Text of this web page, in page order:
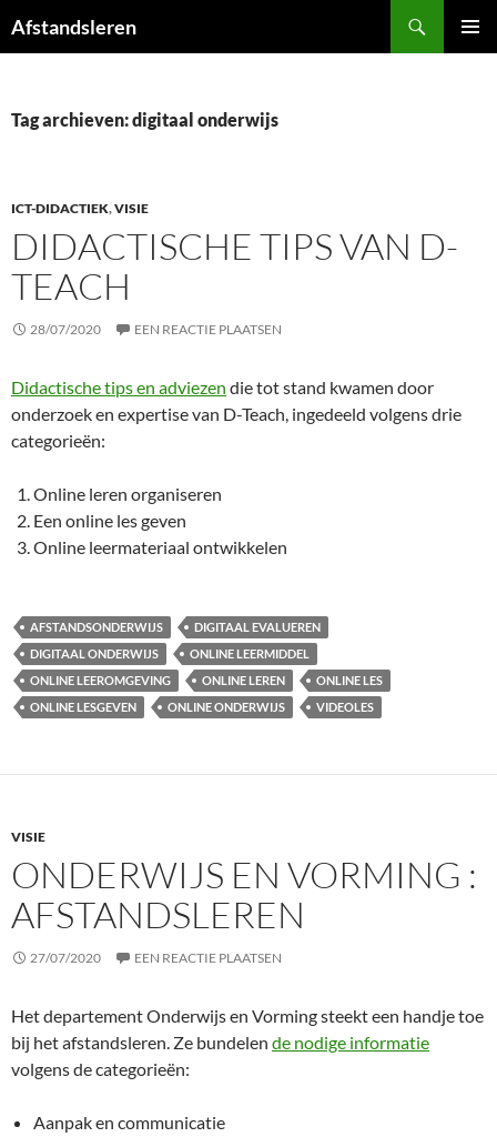
naar
Afstandsleren
Tag archieven: digitaal onderwijs
ICT-DIDACTIEK,VISIE
DIDACTISCHE TIPS VAN D-
TEACH
28/07/2020 EEN REACTIE PLAATSEN
Didactische tips en adviezen die tot stand kwamen door
onderzoek en expertise van D-Teach, ingedeeld volgens drie
categorieën:
Online leren organiseren
Een online les geven
Online leermateriaal ontwikkelen
AFSTANDSONDERWIJS
DIGITAAL EVALUEREN
DIGITAAL ONDERWIJS
ONLINE LEERMIDDEL
ONLINE LEEROMGEVING
ONLINE LEREN
ONLINE LES
ONLINE LESGEVEN
ONLINE ONDERWIJS VIDEOLES
VISIE
ONDERWIJS EN VORMING :
AFSTANDSLEREN
27/07/2020 EEN REACTIE PLAATSEN
Het departement Onderwijs en Vorming steekt een handje toe
bij het afstandsleren. Ze bundelen de nodige informatie
volgens de categorieën:
Aanpak en communicatie